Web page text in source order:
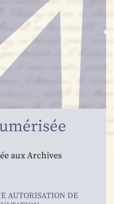
aux Archives
AUTORISATION DE